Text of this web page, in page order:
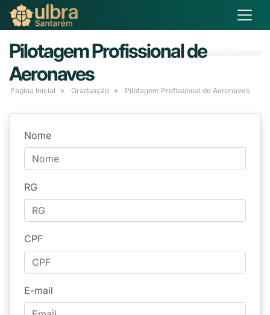
Pilotagem Profissional de
Aeronaves
Página Inicial Graduação Pilotagem Profissional de Aeronaves
Nome
RG
CPF
E-mail